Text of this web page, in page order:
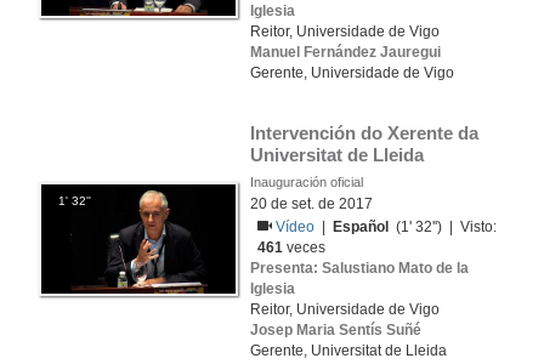
Iglesia
Reitor, Universidade de Vigo
Manuel Fernández Jauregui
Gerente, Universidade de Vigo
1' 32''
Intervención do Xerente da
Universitat de Lleida
Inauguración oficial
20 de set. de 2017
Vídeo
Español
(1' 32'') | Visto:
461 veces
Presenta: Salustiano Mato de la
Iglesia
Reitor, Universidade de Vigo
Josep Maria Sentís Suñé
Gerente, Universitat de Lleida